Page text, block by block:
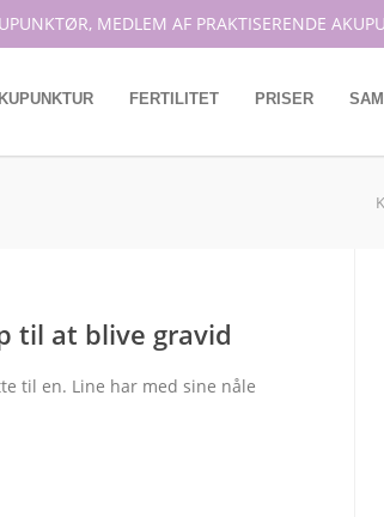
MEDLEM AF PRAKTISERENDE
FERTILITET PRISER
til at blive gravid
til en. Line har med sine nåle